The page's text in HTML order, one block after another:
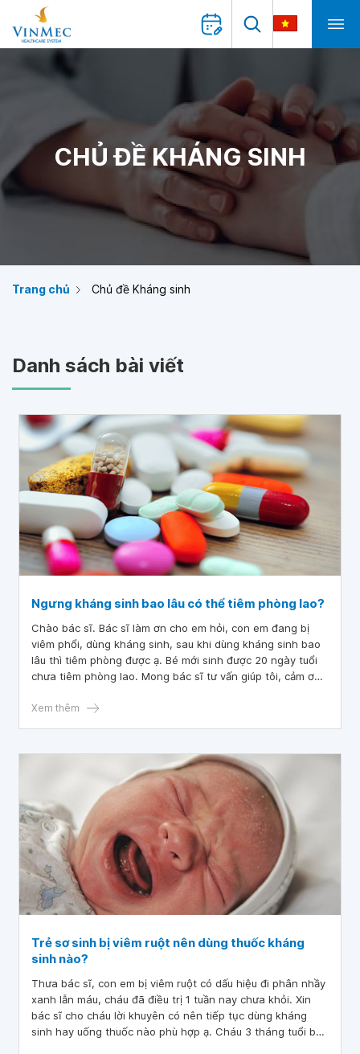
CHỦ ĐỀ KHÁNG SINH
Trang chủ Chủ đề Kháng sinh
Danh sách bài viết
Ngưng kháng sinh bao lâu có thể tiêm phòng lao?
Chào bác sĩ. Bác sĩ làm ơn cho em hỏi, con em đang bị
viêm phổi, dùng kháng sinh, sau khi dùng kháng sinh bao
lâu thì tiêm phòng được ạ. Bé mới sinh được 20 ngày tuổi
chưa tiêm phòng lao. Mong bác sĩ tư vấn giúp tôi, cảm ơn
Xem thêm
Trẻ sơ sinh bị viêm ruột nên dùng thuốc kháng
sinh nào?
Thưa bác sĩ, con em bị viêm ruột có dấu hiệu đi phân nhầy
xanh lẫn máu, cháu đã điều trị 1 tuần nay chưa khỏi. Xin
bác sĩ cho cháu lời khuyên có nên tiếp tục dùng kháng
sinh hay uống thuốc nào phù hợp ạ. Cháu 3 tháng tuổi bú